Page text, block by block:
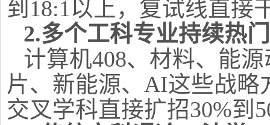
到18:1以上，复试线直接
2.多个工科专业持续热门
计算机408、材料、能
片、新能源、AI这些战
交叉学科直接扩招30%到